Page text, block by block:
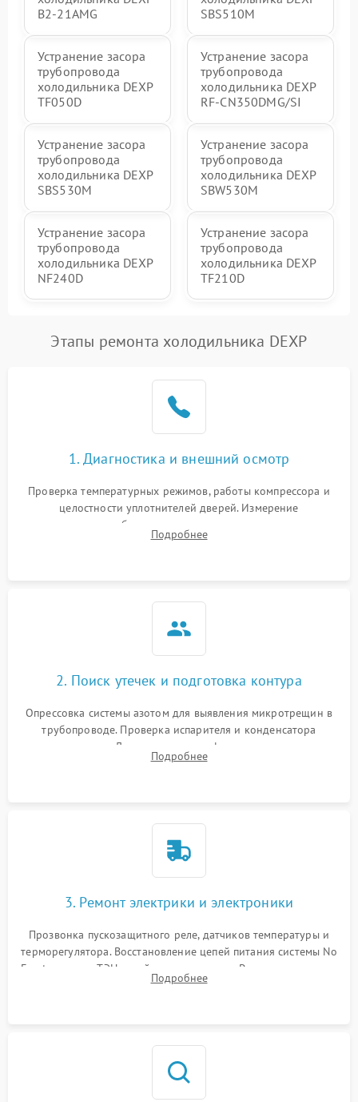
B2-21AMG
SBS510M
Устранение засора
трубопровода
холодильника DEXP
TF050D
Устранение засора
трубопровода
холодильника DEXP
RF-CN350DMG/SI
Устранение засора
трубопровода
холодильника DEXP
SBS530M
Устранение засора
трубопровода
холодильника DEXP
SBW530M
Устранение засора
трубопровода
холодильника DEXP
NF240D
Устранение засора
трубопровода
холодильника DEXP
TF210D
Этапы ремонта холодильника DEXP
1. Диагностика и внешний осмотр
Проверка температурных режимов, работы компрессора и
целостности уплотнителей дверей. Измерение
сопротивления обмоток мотора, проверка термостата и
считывание кодов ошибок с электронного дисплея.
Подробнее
2. Поиск утечек и подготовка контура
Опрессовка системы азотом для выявления микротрещин в
трубопроводе. Проверка испарителя и конденсатора
течеискателем. Демонтаж старого фильтра-осушителя и
продувка капиллярной трубки для устранения засоров.
Подробнее
3. Ремонт электрики и электроники
Прозвонка пускозащитного реле, датчиков температуры и
терморегулятора. Восстановление цепей питания системы No
Frost, включая ТЭН оттайки и вентилятор. Ремонт или замена
платы управления при сбоях алгоритмов.
Подробнее